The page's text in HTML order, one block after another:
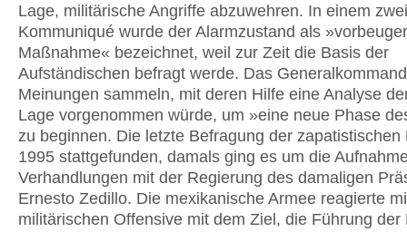
Lage, militärische Angriffe abzuwehren. In einem
Kommuniqué wurde der Alarmzustand als
Maßnahme« bezeichnet, weil zur Zeit die Basis der
Aufständischen befragt werde. Das
Meinungen sammeln, mit deren Hilfe eine Analyse
Lage vorgenommen würde, um »eine neue Phase
zu beginnen. Die letzte Befragung der zapatistischen
1995 stattgefunden, damals ging es um die
Verhandlungen mit der Regierung des damaligen
Ernesto Zedillo. Die mexikanische Armee reagierte
militärischen Offensive mit dem Ziel, die Führung der